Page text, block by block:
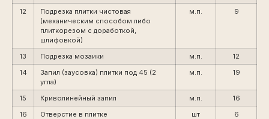
12
Подрезка плитки чистовая
(механическим способом либо
плиткорезом с доработкой,
шлифовкой)
м.п. 9
13 Подрезка мозаики м.п.
12
14
Запил (заусовка) плитки под 45 (2
угла)
м.п. 19
15 Криволинейный запил м.п.
16
16
Отверстие в плитке шт
6